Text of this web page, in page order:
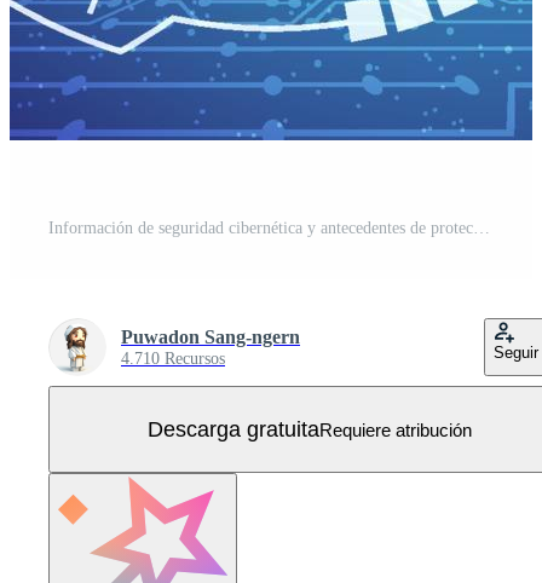
Información de seguridad cibernética y antecedentes de protección de red. Vector Gratis
Puwadon Sang-ngern
4.710 Recursos Seguir
Descarga gratuitaRequiere atribución